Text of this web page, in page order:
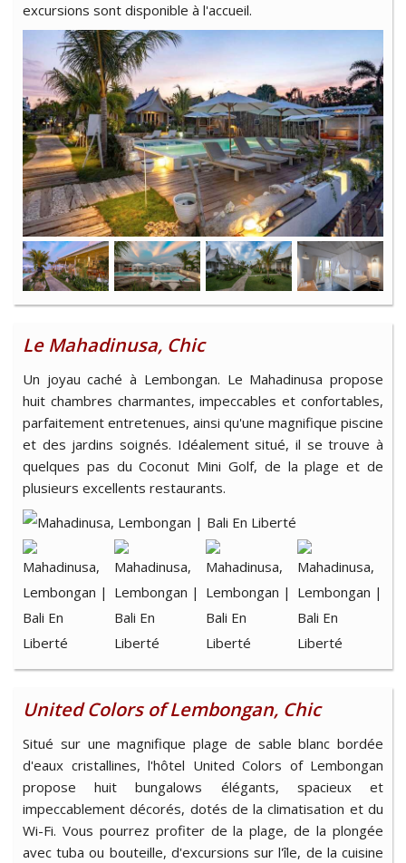
excursions sont disponible à l'accueil.
Le Mahadinusa, Chic
Un joyau caché à Lembongan. Le Mahadinusa propose
huit chambres charmantes, impeccables et confortables,
parfaitement entretenues, ainsi qu'une magnifique piscine
et des jardins soignés. Idéalement situé, il se trouve à
quelques pas du Coconut Mini Golf, de la plage et de
plusieurs excellents restaurants.
United Colors of Lembongan, Chic
Situé sur une magnifique plage de sable blanc bordée
d'eaux cristallines, l'hôtel United Colors of Lembongan
propose huit bungalows élégants, spacieux et
impeccablement décorés, dotés de la climatisation et du
Wi-Fi. Vous pourrez profiter de la plage, de la plongée
avec tuba ou bouteille, d'excursions sur l'île, de la cuisine